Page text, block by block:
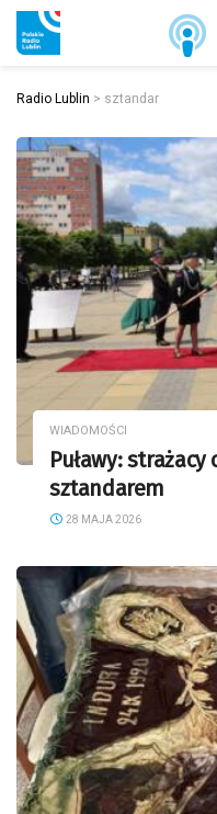
Radio Lublin > sztandar
WIADOMOŚCI
Puławy:
sztandarem
28 MAJA 2026